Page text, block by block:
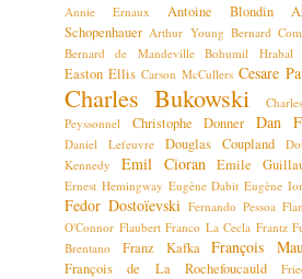
Annie Ernaux
Antoine Blondin
Schopenhauer Arthur Young Bernard
Bernard de Mandeville
Bohumil Hrabal
Easton Ellis Carson McCullers Cesare
Charles Bukowski
Peyssonnel
Christophe Donner Dan
Daniel Lefeuvre Douglas Coupland
Kennedy
Emil Cioran Emile
Ernest Hemingway Eugène Dabit Eugène
Fedor Dostoïevski Fernando Pessoa
O'Connor Flaubert Franco La Cecla Frantz
Brentano
Franz Kafka François
François de La Rochefoucauld